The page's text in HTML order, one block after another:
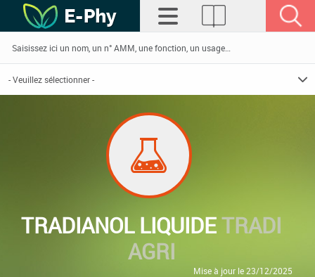
TRADIANOL LIQUIDETRADI
AGRI
Mise à jour le 23/12/2025